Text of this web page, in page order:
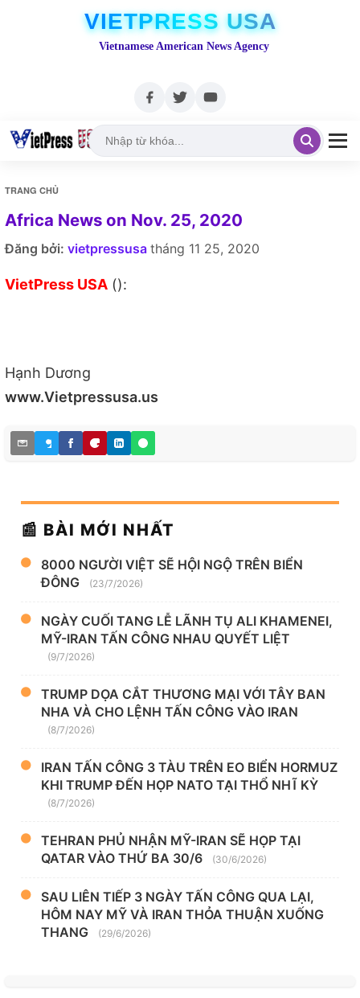
VIETPRESS USA
Vietnamese American News Agency
TRANG CHỦ
Africa News on Nov. 25, 2020
Đăng bởi: vietpressusa tháng 11 25, 2020
VietPress USA ():
Hạnh Dương
www.Vietpressusa.us
📰 BÀI MỚI NHẤT
8000 NGƯỜI VIỆT SẼ HỘI NGỘ TRÊN BIỂN
ĐÔNG
(23/7/2026)
NGÀY CUỐI TANG LỄ LÃNH TỤ ALI KHAMENEI,
MỸ-IRAN TẤN CÔNG NHAU QUYẾT LIỆT
(9/7/2026)
TRUMP DỌA CẮT THƯƠNG MẠI VỚI TÂY BAN
NHA VÀ CHO LỆNH TẤN CÔNG VÀO IRAN
(8/7/2026)
IRAN TẤN CÔNG 3 TÀU TRÊN EO BIỂN HORMUZ
KHI TRUMP ĐẾN HỌP NATO TẠI THỔ NHĨ KỲ
(8/7/2026)
TEHRAN PHỦ NHẬN MỸ-IRAN SẼ HỌP TẠI
QATAR VÀO THỨ BA 30/6
(30/6/2026)
SAU LIÊN TIẾP 3 NGÀY TẤN CÔNG QUA LẠI,
HÔM NAY MỸ VÀ IRAN THỎA THUẬN XUỐNG
THANG
(29/6/2026)